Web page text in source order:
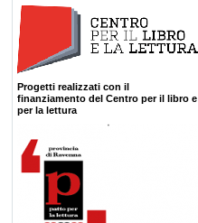
Progetti realizzati con il
finanziamento del Centro per il libro e
per la lettura